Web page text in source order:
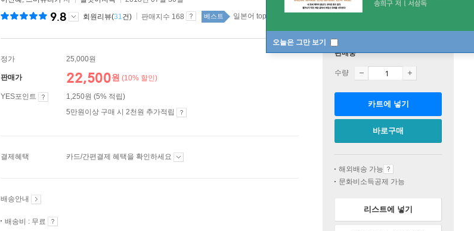
오늘은 그만 보기
9.8 회원리뷰(31건) 판매지수 168 베스트 일본어 top100 24주
정가 25,000원
판매가 22,500원 (10% 할인)
YES포인트
1,250원 (5% 적립)
5만원이상 구매 시 2천원 추가적립
결제혜택 카드/간편결제 혜택을 확인하세요
배송안내
배송비 : 무료
판매중
수량
카트에 넣기
바로구매
해외배송 가능
문화비소득공제 가능
리스트에 넣기